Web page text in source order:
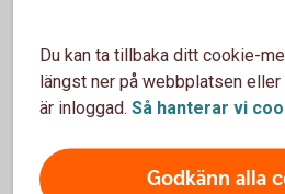
Du kan ta tillbaka ditt cookie-
längst ner på webbplatsen
är inloggad. Så hanterar vi
Godkänn alla